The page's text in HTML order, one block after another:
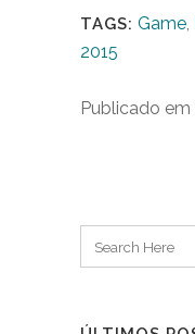
TAGS: Game,
2015
Publicado em